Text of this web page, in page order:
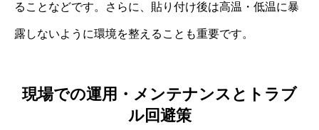
ることなどです。さらに、貼り付け後は高温・低温に暴
露しないように環境を整えることも重要です。
現場での運用・メンテナンスとトラブ
ル回避策